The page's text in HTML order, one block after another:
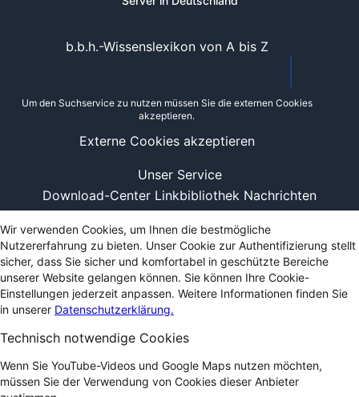
Unser Service
Download-Center Linkbibliothek Nachrichten
b.b.h.-Wissenslexikon von A bis Z
Um den Suchservice zu nutzen müssen Sie die externen Cookies
akzeptieren.
Externe Cookies akzeptieren
Wir verwenden Cookies, um Ihnen die bestmögliche
Nutzererfahrung zu bieten. Unser Cookie zur Authentifizierung stellt
sicher, dass Sie sicher und komfortabel in geschützte Bereiche
unserer Website gelangen können. Sie können Ihre Cookie-
Einstellungen jederzeit anpassen. Weitere Informationen finden Sie
in unserer Datenschutzerklärung.
Technisch notwendige Cookies
Wenn Sie YouTube-Videos und Google Maps nutzen möchten,
müssen Sie der Verwendung von Cookies dieser Anbieter